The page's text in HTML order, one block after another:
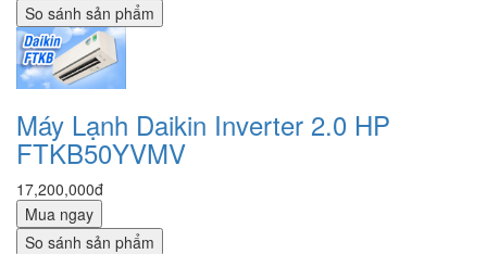
So sánh sản phẩm
Máy Lạnh Daikin Inverter 2.0 HP
FTKB50YVMV
17,200,000đ
Mua ngay
So sánh sản phẩm